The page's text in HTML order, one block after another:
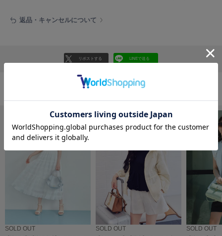
FURFUR
ジェラート ピケ キャットアンドドッグ
gelato pique Sleep
ジェラート ピケ スリープ
GRAMICCI
グラミチ
HUNTER
ハンター
返品・キャンセルについて
リポストする LINEで送る
SOLD OUT SOLD OUT SOLD OUT